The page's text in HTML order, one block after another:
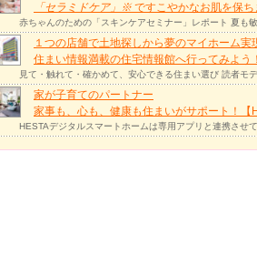
「セラミドケア」 ※ですこやかなお肌を保ち
赤ちゃんのための「スキンケアセミナー」レポート 夏も
１つの店舗で土地探しから夢のマイホーム実
住まい情報満載の住宅情報館へ行ってみよう
見て・触れて・確かめて、安心できる住まい選び 読者モ
家が子育てのパートナー
家事も、心も、健康も住まいがサポート！【
HESTAデジタルスマートホームは専用アプリと連携させ